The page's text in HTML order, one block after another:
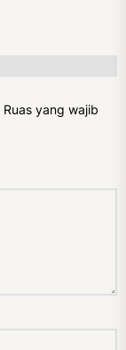
Ruas yang wajib